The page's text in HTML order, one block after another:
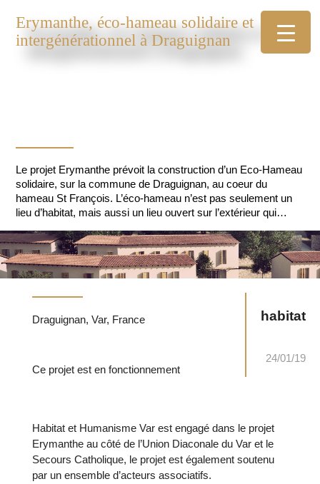
Erymanthe, éco-hameau solidaire et
intergénérationnel à Draguignan
Le projet Erymanthe prévoit la construction d’un Eco-Hameau
solidaire, sur la commune de Draguignan, au coeur du
hameau St François. L’éco-hameau n’est pas seulement un
lieu d’habitat, mais aussi un lieu ouvert sur l’extérieur qui
touristique à vocation solidaire, une activité de formation…
24/01/19
habitat
Draguignan, Var, France
Ce projet est en fonctionnement
Habitat et Humanisme Var est engagé dans le projet
Erymanthe au côté de l’Union Diaconale du Var et le
Secours Catholique, le projet est également soutenu
par un ensemble d’acteurs associatifs.